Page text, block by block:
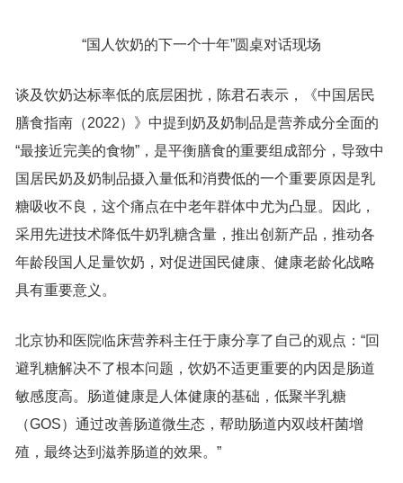
“国人饮奶的下一个十年”圆桌对话现场
谈及饮奶达标率低的底层困扰，陈君石表示，《中国居民
膳食指南（2022）》中提到奶及奶制品是营养成分全面的
“最接近完美的食物”，是平衡膳食的重要组成部分，导致中
国居民奶及奶制品摄入量低和消费低的一个重要原因是乳
糖吸收不良，这个痛点在中老年群体中尤为凸显。因此，
采用先进技术降低牛奶乳糖含量，推出创新产品，推动各
年龄段国人足量饮奶，对促进国民健康、健康老龄化战略
具有重要意义。
北京协和医院临床营养科主任于康分享了自己的观点：“回
避乳糖解决不了根本问题，饮奶不适更重要的内因是肠道
敏感度高。肠道健康是人体健康的基础，低聚半乳糖
（GOS）通过改善肠道微生态，帮助肠道内双歧杆菌增
殖，最终达到滋养肠道的效果。”